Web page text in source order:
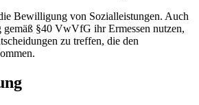
Bewilligung von Sozialleistungen. Auch
gemäß §40 VwVfG ihr Ermessen nutzen,
zu treffen, die den